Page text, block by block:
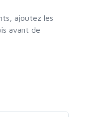
ajoutez les
avant de